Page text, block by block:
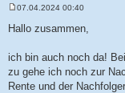
e
i
r
a
g
07.04.2024 00:40
Hallo zusammen,
ich bin auch noch da!
zu gehe ich noch zur
Rente und der